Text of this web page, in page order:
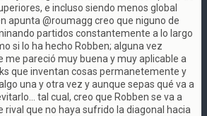
e incluso siendo menos global
apunta @roumagg creo que niguno de
partidos constantemente a lo largo
si lo ha hecho Robben; alguna vez
me pareció muy buena y muy aplicable a
que inventan cosas permanetemente y
una y otra vez y aunque sepas qué va a
tal cual, creo que Robben se va a
rival que no haya sufrido la diagonal hacia